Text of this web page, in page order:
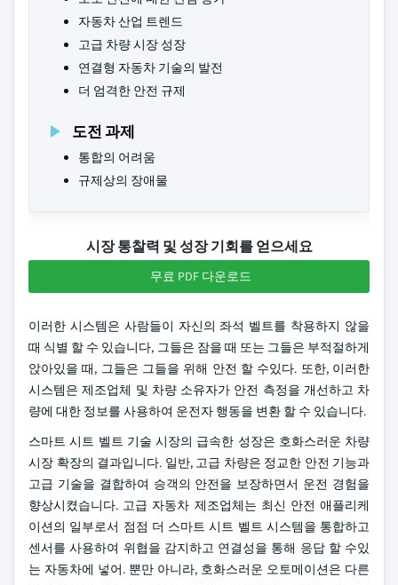
자동차 산업 트렌드
고급 차량 시장 성장
연결형 자동차 기술의 발전
더 엄격한 안전 규제
도전 과제
통합의 어려움
규제상의 장애물
시장 통찰력 및 성장 기회를 얻으세요
무료 PDF 다운로드
이러한 시스템은 사람들이 자신의 좌석 벨트를 착용하지 않을
때 식별 할 수 있습니다, 그들은 잠을 때 또는 그들은 부적절하게
앉아있을 때, 그들은 그들을 위해 안전 할 수있다. 또한, 이러한
시스템은 제조업체 및 차량 소유자가 안전 측정을 개선하고 차
량에 대한 정보를 사용하여 운전자 행동을 변환 할 수 있습니다.
스마트 시트 벨트 기술 시장의 급속한 성장은 호화스러운 차량
시장 확장의 결과입니다. 일반, 고급 차량은 정교한 안전 기능과
고급 기술을 결합하여 승객의 안전을 보장하면서 운전 경험을
향상시켰습니다. 고급 자동차 제조업체는 최신 안전 애플리케
이션의 일부로서 점점 더 스마트 시트 벨트 시스템을 통합하고
센서를 사용하여 위협을 감지하고 연결성을 통해 응답 할 수있
는 자동차에 넣어. 뿐만 아니라, 호화스러운 오토메이션은 다른